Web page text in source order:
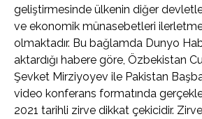
geliştirmesinde ülkenin diğer
ve ekonomik münasebetleri
olmaktadır. Bu bağlamda Dunyo
aktardığı habere göre, Özbekistan
Şevket Mirziyoyev ile Pakistan
video konferans formatında
2021 tarihli zirve dikkat çekicidir.